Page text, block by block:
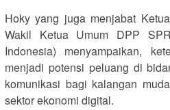
Hoky yang juga menjabat
Wakil Ketua Umum DPP
Indonesia) menyampaikan,
menjadi potensi peluang di
komunikasi bagi kalangan
sektor ekonomi digital.